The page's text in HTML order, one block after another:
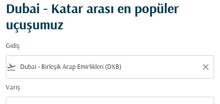
Dubai - Katar arası en popüler
uçuşumuz
Gidiş
flight_takeoff close
Varış